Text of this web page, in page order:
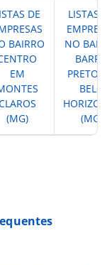
DE
BAIRRO
EM
(MG)
LISTAS
NO
BARRO
PRETO
BELO
(MG)